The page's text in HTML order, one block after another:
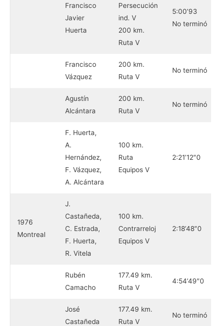
Francisco
Javier
Huerta
Persecución
ind. V
200 km.
Ruta V
5:00’93
No terminó
Francisco
Vázquez
200 km.
Ruta V
No terminó
Agustín
Alcántara
200 km.
Ruta V
No terminó
F. Huerta,
A.
Hernández,
F. Vázquez,
A. Alcántara
100 km.
Ruta
Equipos V
2:21’12″0
1976
Montreal
J.
Castañeda,
C. Estrada,
F. Huerta,
R. Vitela
100 km.
Contrarreloj
Equipos V
2:18’48″0
Rubén
Camacho
177.49 km.
Ruta V
4:54’49″0
José
Castañeda
177.49 km.
Ruta V
No terminó